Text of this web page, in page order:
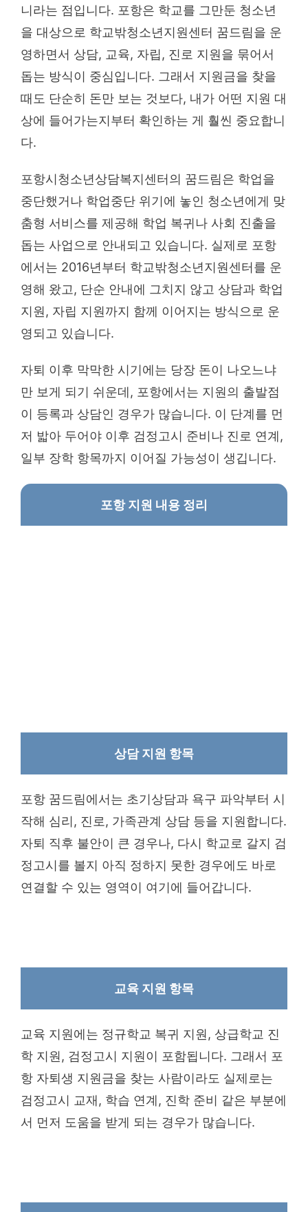
니라는 점입니다. 포항은 학교를 그만둔 청소년
을 대상으로 학교밖청소년지원센터 꿈드림을 운
영하면서 상담, 교육, 자립, 진로 지원을 묶어서
돕는 방식이 중심입니다. 그래서 지원금을 찾을
때도 단순히 돈만 보는 것보다, 내가 어떤 지원 대
상에 들어가는지부터 확인하는 게 훨씬 중요합니
다.
포항시청소년상담복지센터의 꿈드림은 학업을
중단했거나 학업중단 위기에 놓인 청소년에게 맞
춤형 서비스를 제공해 학업 복귀나 사회 진출을
돕는 사업으로 안내되고 있습니다. 실제로 포항
에서는 2016년부터 학교밖청소년지원센터를 운
영해 왔고, 단순 안내에 그치지 않고 상담과 학업
지원, 자립 지원까지 함께 이어지는 방식으로 운
영되고 있습니다.
자퇴 이후 막막한 시기에는 당장 돈이 나오느냐
만 보게 되기 쉬운데, 포항에서는 지원의 출발점
이 등록과 상담인 경우가 많습니다. 이 단계를 먼
저 밟아 두어야 이후 검정고시 준비나 진로 연계,
일부 장학 항목까지 이어질 가능성이 생깁니다.
포항 지원 내용 정리
상담 지원 항목
포항 꿈드림에서는 초기상담과 욕구 파악부터 시
작해 심리, 진로, 가족관계 상담 등을 지원합니다.
자퇴 직후 불안이 큰 경우나, 다시 학교로 갈지 검
정고시를 볼지 아직 정하지 못한 경우에도 바로
연결할 수 있는 영역이 여기에 들어갑니다.
교육 지원 항목
교육 지원에는 정규학교 복귀 지원, 상급학교 진
학 지원, 검정고시 지원이 포함됩니다. 그래서 포
항 자퇴생 지원금을 찾는 사람이라도 실제로는
검정고시 교재, 학습 연계, 진학 준비 같은 부분에
서 먼저 도움을 받게 되는 경우가 많습니다.